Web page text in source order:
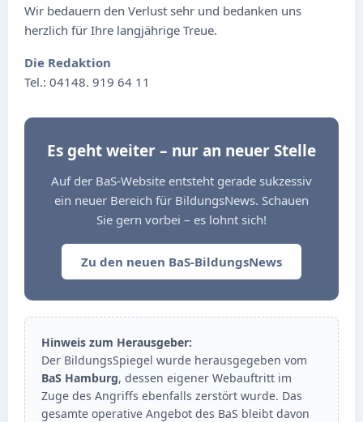
Wir bedauern den Verlust sehr und bedanken uns
herzlich für Ihre langjährige Treue.
Die Redaktion
Tel.: 04148. 919 64 11
Es geht weiter – nur an neuer Stelle
Auf der BaS-Website entsteht gerade sukzessiv
ein neuer Bereich für BildungsNews. Schauen
Sie gern vorbei – es lohnt sich!
Zu den neuen BaS-BildungsNews
Hinweis zum Herausgeber:
Der BildungsSpiegel wurde herausgegeben vom
BaS Hamburg, dessen eigener Webauftritt im
Zuge des Angriffs ebenfalls zerstört wurde. Das
gesamte operative Angebot des BaS bleibt davon